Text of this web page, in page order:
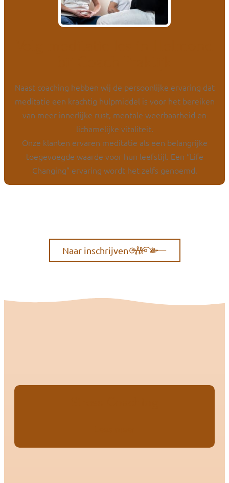
Naast coaching hebben wij de persoonlijke ervaring dat
meditatie een krachtig hulpmiddel is voor het bereiken
van meer innerlijke rust, mentale weerbaarheid en
lichamelijke vitaliteit.
Onze klanten ervaren meditatie als een belangrijke
toegevoegde waarde voor hun leefstijl. Een “Life
Changing” ervaring wordt het zelfs genoemd.
Naar inschrijven